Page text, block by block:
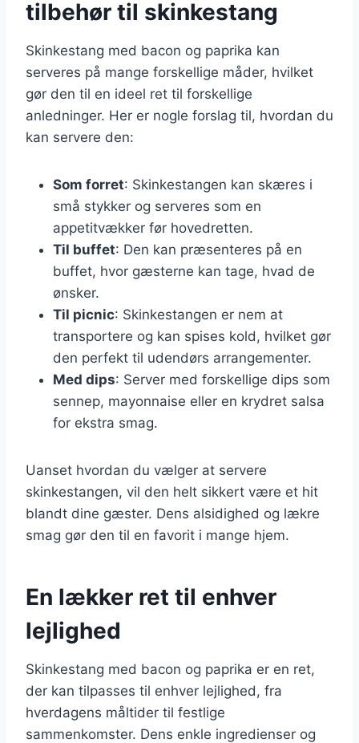
tilbehør til skinkestang
Skinkestang med bacon og paprika kan
serveres på mange forskellige måder, hvilket
gør den til en ideel ret til forskellige
anledninger. Her er nogle forslag til, hvordan du
kan servere den:
Som forret: Skinkestangen kan skæres i
små stykker og serveres som en
appetitvækker før hovedretten.
Til buffet: Den kan præsenteres på en
buffet, hvor gæsterne kan tage, hvad de
ønsker.
Til picnic: Skinkestangen er nem at
transportere og kan spises kold, hvilket gør
den perfekt til udendørs arrangementer.
Med dips: Server med forskellige dips som
sennep, mayonnaise eller en krydret salsa
for ekstra smag.
Uanset hvordan du vælger at servere
skinkestangen, vil den helt sikkert være et hit
blandt dine gæster. Dens alsidighed og lækre
smag gør den til en favorit i mange hjem.
En lækker ret til enhver
lejlighed
Skinkestang med bacon og paprika er en ret,
der kan tilpasses til enhver lejlighed, fra
hverdagens måltider til festlige
sammenkomster. Dens enkle ingredienser og